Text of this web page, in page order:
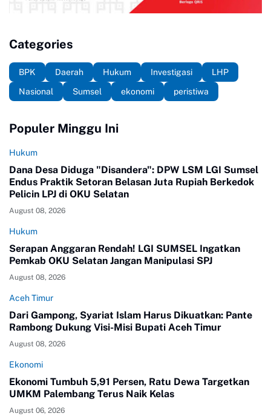
Categories
BPK Daerah Hukum Investigasi
LHP
Nasional
Sumsel ekonomi peristiwa
Populer Minggu Ini
Hukum
Dana Desa Diduga "Disandera": DPW LSM LGI Sumsel
Endus Praktik Setoran Belasan Juta Rupiah Berkedok
Pelicin LPJ di OKU Selatan
August 08, 2026
Hukum
Serapan Anggaran Rendah! LGI SUMSEL Ingatkan
Pemkab OKU Selatan Jangan Manipulasi SPJ
August 08, 2026
Aceh Timur
Dari Gampong, Syariat Islam Harus Dikuatkan: Pante
Rambong Dukung Visi-Misi Bupati Aceh Timur
August 08, 2026
Ekonomi
Ekonomi Tumbuh 5,91 Persen, Ratu Dewa Targetkan
UMKM Palembang Terus Naik Kelas
August 06, 2026